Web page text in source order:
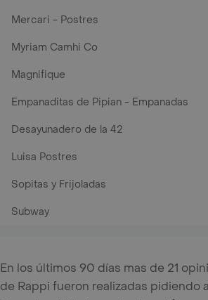
Mercari - Postres
Myriam Camhi Co
Magnifique
Empanaditas de Pipian - Empanadas
Desayunadero de la 42
Luisa Postres
Sopitas y Frijoladas
Subway
En los últimos 90 días mas de 21
de Rappi fueron realizadas pidiendo